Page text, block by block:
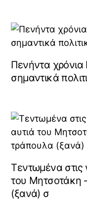
Πενήντα
σημαντικά
Τεντωμένα στις
του Μητσοτάκη
(ξανά) σ